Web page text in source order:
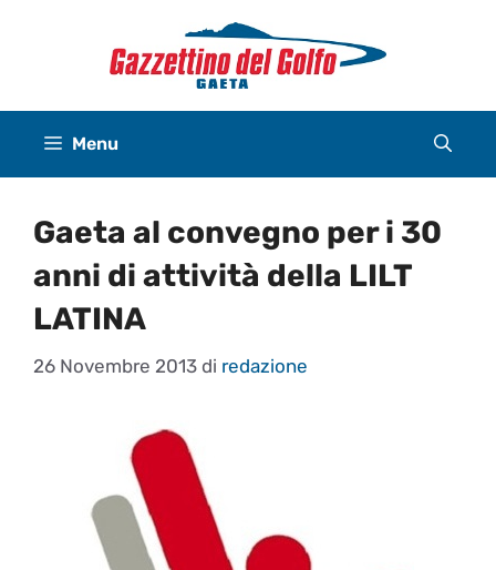
Menu
Gaeta al convegno per i 30
anni di attività della LILT
LATINA
26 Novembre 2013 di redazione